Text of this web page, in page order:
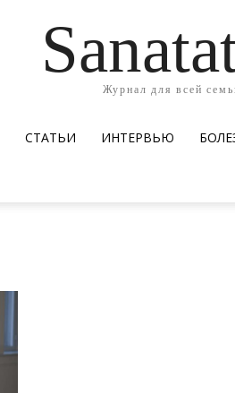
Журнал для всей
СТАТЬИ ИНТЕРВЬЮ